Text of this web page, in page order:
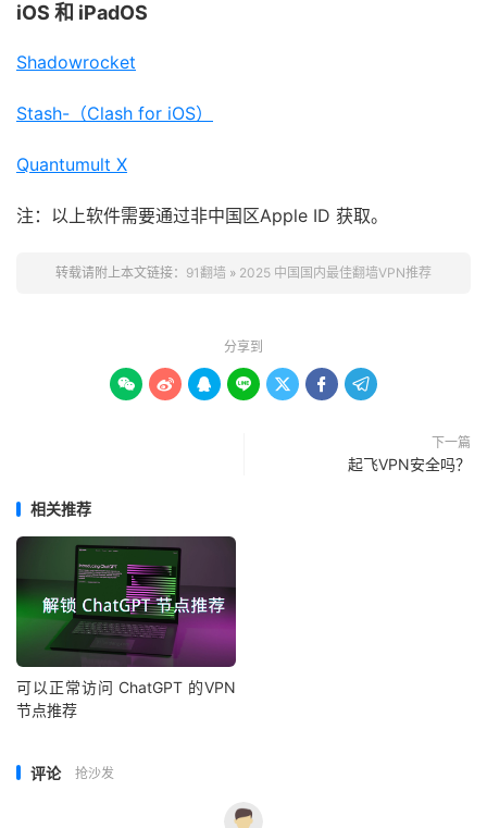
iOS 和 iPadOS
Shadowrocket
Stash-（Clash for iOS）
Quantumult X
注：以上软件需要通过非中国区Apple ID 获取。
转载请附上本文链接： 91翻墙 » 2025 中国国内最佳翻墙VPN推荐
分享到
      
下一篇
起飞VPN安全吗？
相关推荐
可以正常访问 ChatGPT 的VPN
节点推荐
评论 抢沙发